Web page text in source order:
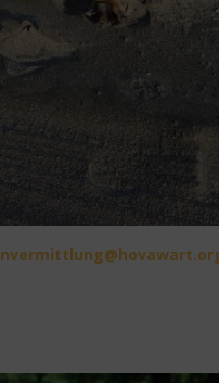
rawav
oh@gn
ultti
mrevn